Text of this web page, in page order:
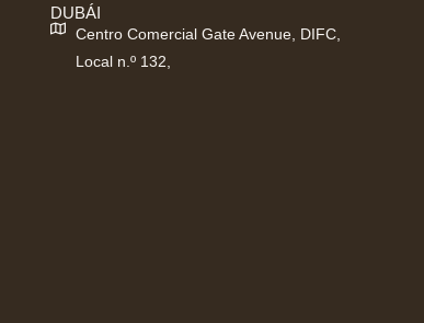
DUBÁI
Centro Comercial Gate Avenue, DIFC,
Local n.º 132,